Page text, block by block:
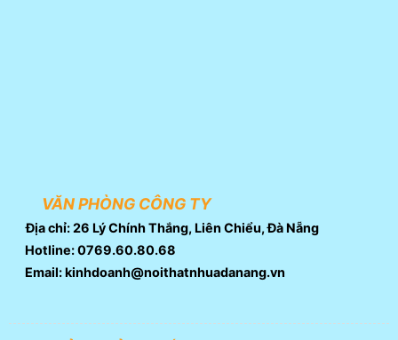
VĂN PHÒNG CÔNG TY
Địa chỉ: 26 Lý Chính Thắng, Liên Chiểu, Đà Nẵng
Hotline: 0769.60.80.68
Email: kinhdoanh@noithatnhuadanang.vn